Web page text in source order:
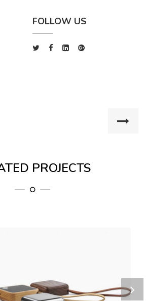
FOLLOW US
PROJECTS
non proident